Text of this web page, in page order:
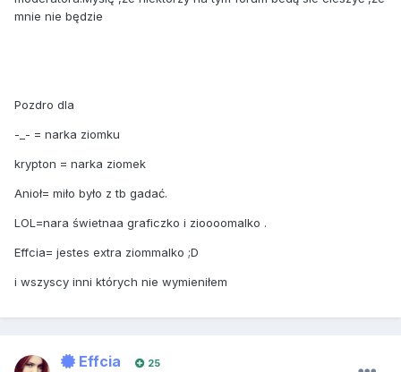
mnie nie będzie
Pozdro dla
-_- = narka ziomku
krypton = narka ziomek
Anioł= miło było z tb gadać.
LOL=nara świetnaa graficzko i zioooomalko .
Effcia= jestes extra ziommalko ;D
i wszyscy inni których nie wymieniłem
Effcia 25